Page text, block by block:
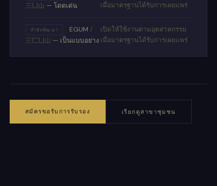
三凵山 — โดดเด่น
เมื่อมาตรฐานได้รับการเผยแพร่
กำลังพัฒนา EGUM /
三匸凵山 — เป็นแบบอย่าง
เปิดให้ใช้งานตามอุตสาหกรรม
เมื่อมาตรฐานได้รับการเผยแพร่
สมัครขอรับการรับรอง เรียกดูสาขาชุมชน